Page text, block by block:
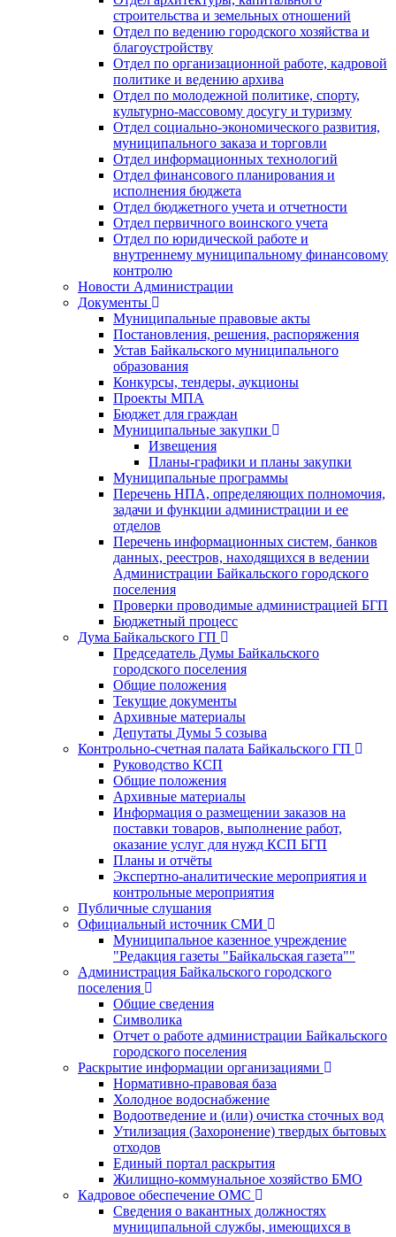
строительства и земельных отношений
Отдел по ведению городского хозяйства и
благоустройству
Отдел по организационной работе, кадровой
политике и ведению архива
Отдел по молодежной политике, спорту,
культурно-массовому досугу и туризму
Отдел социально-экономического развития,
муниципального заказа и торговли
Отдел информационных технологий
Отдел финансового планирования и
исполнения бюджета
Отдел бюджетного учета и отчетности
Отдел первичного воинского учета
Отдел по юридической работе и
внутреннему муниципальному финансовому
контролю
Новости Администрации
Документы
Муниципальные правовые акты
Постановления, решения, распоряжения
Устав Байкальского муниципального
образования
Конкурсы, тендеры, аукционы
Проекты МПА
Бюджет для граждан
Муниципальные закупки
Извещения
Планы-графики и планы закупки
Муниципальные программы
Перечень НПА, определяющих полномочия,
задачи и функции администрации и ее
отделов
Перечень информационных систем, банков
данных, реестров, находящихся в ведении
Администрации Байкальского городского
поселения
Проверки проводимые администрацией БГП
Бюджетный процесс
Дума Байкальского ГП
Председатель Думы Байкальского
городского поселения
Общие положения
Текущие документы
Архивные материалы
Депутаты Думы 5 созыва
Контрольно-счетная палата Байкальского ГП
Руководство КСП
Общие положения
Архивные материалы
Информация о размещении заказов на
поставки товаров, выполнение работ,
оказание услуг для нужд КСП БГП
Планы и отчёты
Экспертно-аналитические мероприятия и
контрольные мероприятия
Публичные слушания
Официальный источник СМИ
Муниципальное казенное учреждение
"Редакция газеты "Байкальская газета""
Администрация Байкальского городского
поселения
Общие сведения
Символика
Отчет о работе администрации Байкальского
городского поселения
Раскрытие информации организациями
Нормативно-правовая база
Холодное водоснабжение
Водоотведение и (или) очистка сточных вод
Утилизация (Захоронение) твердых бытовых
отходов
Единый портал раскрытия
Жилищно-коммунальное хозяйство БМО
Кадровое обеспечение ОМС
Сведения о вакантных должностях
муниципальной службы, имеющихся в